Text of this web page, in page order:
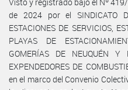
de 2024 por el SINDICATO
ESTACIONES DE SERVICIOS,
PLAYAS DE
GOMERÍAS DE NEUQUÉN
EXPENDEDORES DE
en el marco del Convenio